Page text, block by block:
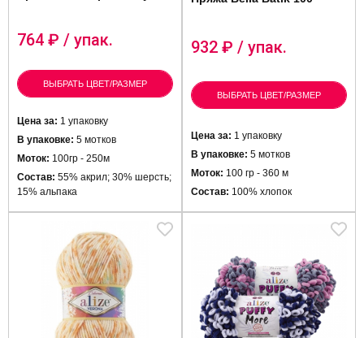
764 ₽ / упак.
ВЫБРАТЬ ЦВЕТ/РАЗМЕР
Цена за: 1 упаковку
В упаковке: 5 мотков
Моток: 100гр - 250м
Состав: 55% акрил; 30% шерсть;
15% альпака
932 ₽ / упак.
ВЫБРАТЬ ЦВЕТ/РАЗМЕР
Цена за: 1 упаковку
В упаковке: 5 мотков
Моток: 100 гр - 360 м
Состав: 100% хлопок